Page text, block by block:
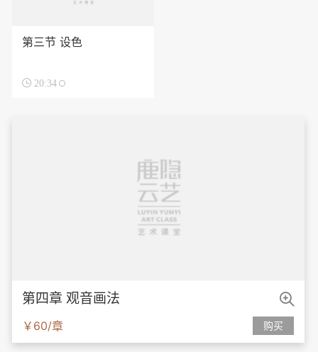
第三节 设色
 20:34
第四章 观音画法
￥60/章 购买
